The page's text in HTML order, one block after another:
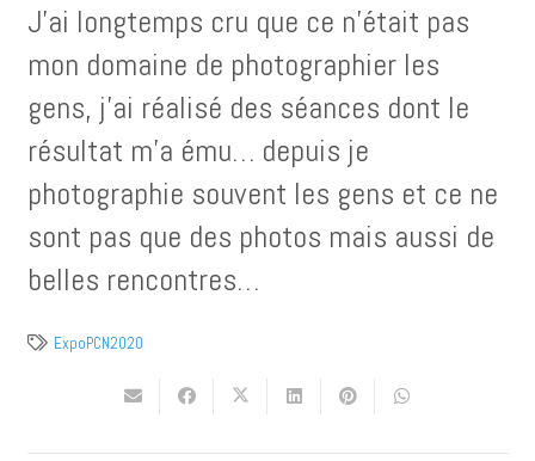
J’ai longtemps cru que ce n’était pas
mon domaine de photographier les
gens, j’ai réalisé des séances dont le
résultat m’a ému… depuis je
photographie souvent les gens et ce ne
sont pas que des photos mais aussi de
belles rencontres…
ExpoPCN2020